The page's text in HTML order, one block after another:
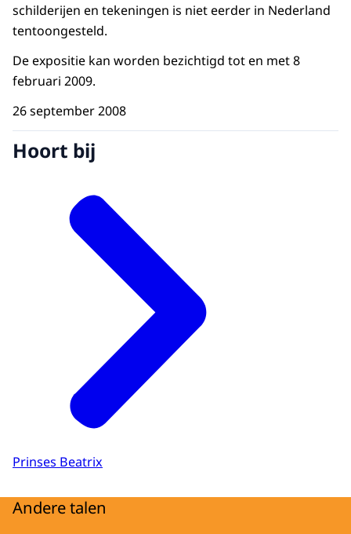
schilderijen en tekeningen is niet eerder in Nederland
tentoongesteld.
De expositie kan worden bezichtigd tot en met 8
februari 2009.
26 september 2008
Hoort bij
Prinses Beatrix
Andere talen